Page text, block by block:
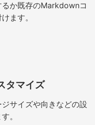
か既存のMarkdownコ
ます。
タマイズ
サイズや向きなどの設
。